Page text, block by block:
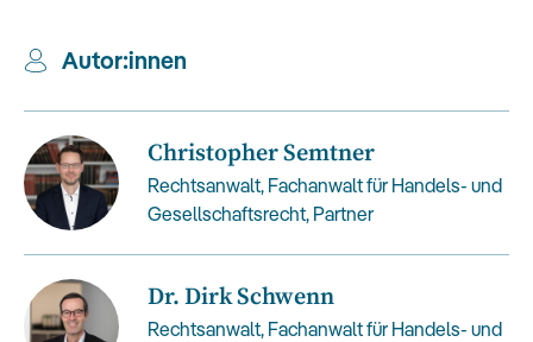
Autor:innen
Christopher Semtner
Rechtsanwalt, Fachanwalt für Handels- und
Gesellschaftsrecht, Partner
Dr. Dirk Schwenn
Rechtsanwalt, Fachanwalt für Handels- und